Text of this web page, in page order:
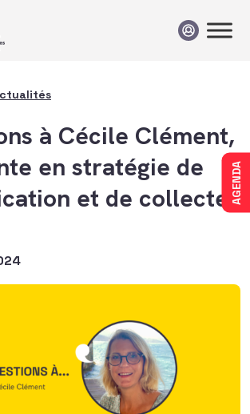
AGENDA
à Cécile Clément,
en stratégie de
et de collecte